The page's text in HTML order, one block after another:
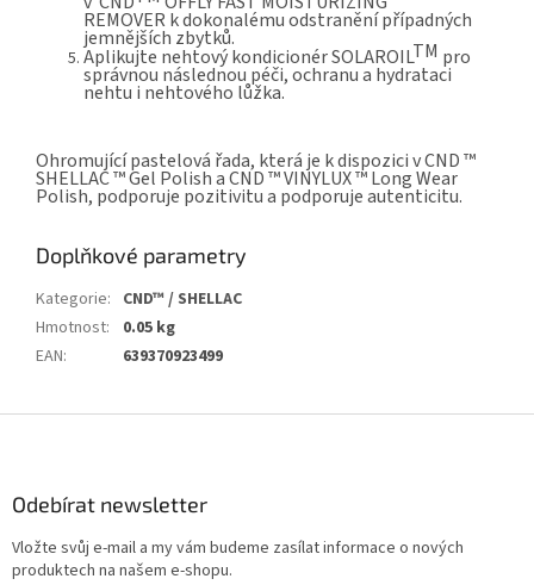
REMOVER k dokonalému odstranění případných
jemnějších zbytků.
Aplikujte nehtový kondicionérSOLAROILTM pro
správnou následnou péči, ochranu a hydrataci
nehtu i nehtového lůžka.
Ohromující pastelová řada, která je k dispozici v CND ™
SHELLAC ™ Gel Polish a CND ™ VINYLUX ™ Long Wear
Polish, podporuje pozitivitu a podporuje autenticitu.
Doplňkové parametry
Kategorie: CND™ / SHELLAC
Hmotnost:
0.05 kg
EAN: 639370923499
Odebírat newsletter
Vložte svůj e-mail a my vám budeme zasílat informace o nových
produktech na našem e-shopu.